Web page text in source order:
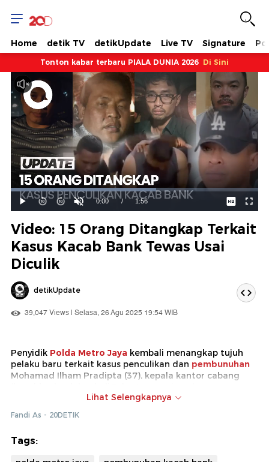
Home detik TV detikUpdate Live TV Signature
Tonton kabar terbaru PIALA DUNIA 2026 Di Sini
Mainkan
Suara
Hidup
Waktu
0:00 / Durasi
1:56
Dimuat:
58.85%
Video: 15 Orang Ditangkap Terkait
Kasus Kacab Bank Tewas Usai
Diculik
detikUpdate
39,047 Views | Selasa, 26 Agu 2025 19:54 WIB
Penyidik Polda Metro Jaya kembali menangkap tujuh
pelaku baru terkait kasus penculikan dan pembunuhan
Mohamad Ilham Pradipta (37), kepala kantor cabang
ditemukan di Bekasi. Total saat ini sudah ada 15 orang
yang diamankan polisi.
Lihat Selengkapnya
Fandi As - 20DETIK
Tags: